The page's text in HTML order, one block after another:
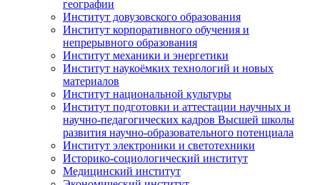
географии
Институт довузовского образования
Институт корпоративного обучения и
непрерывного образования
Институт механики и энергетики
Институт наукоёмких технологий и новых
материалов
Институт национальной культуры
Институт подготовки и аттестации научных и
научно-педагогических кадров Высшей школы
развития научно-образовательного потенциала
Институт электроники и светотехники
Историко-социологический институт
Медицинский институт